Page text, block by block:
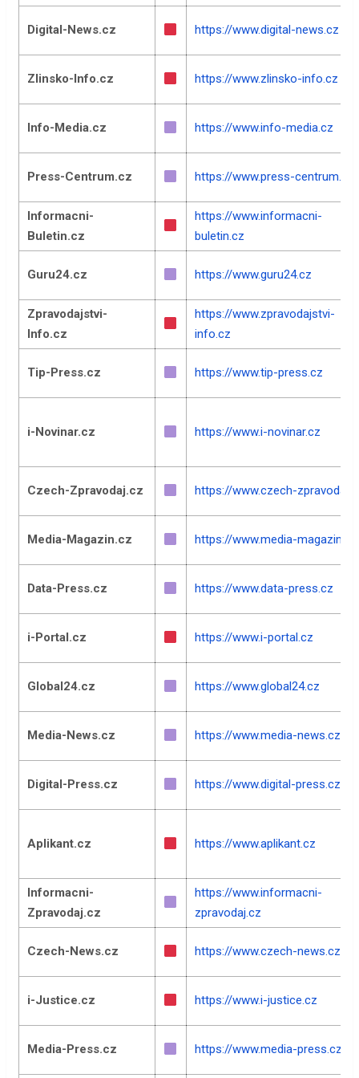
Digital-News.cz https://www.digital-news.cz
Zlinsko-Info.cz https://www.zlinsko-info.cz
Info-Media.cz https://www.info-media.cz
Press-Centrum.cz https://www.press-centrum.cz
Informacni-
Buletin.cz
https://www.informacni-
buletin.cz
Guru24.cz https://www.guru24.cz
Zpravodajstvi-
Info.cz
https://www.zpravodajstvi-
info.cz
Tip-Press.cz https://www.tip-press.cz
i-Novinar.cz https://www.i-novinar.cz
Czech-Zpravodaj.cz https://www.czech-
Media-Magazin.cz https://www.media-magazin.cz
Data-Press.cz https://www.data-press.cz
i-Portal.cz https://www.i-portal.cz
Global24.cz https://www.global24.cz
Media-News.cz https://www.media-news.cz
Digital-Press.cz https://www.digital-press.cz
Aplikant.cz https://www.aplikant.cz
Informacni-
Zpravodaj.cz
https://www.informacni-
zpravodaj.cz
Czech-News.cz https://www.czech-news.cz
i-Justice.cz https://www.i-justice.cz
Media-Press.cz https://www.media-press.cz